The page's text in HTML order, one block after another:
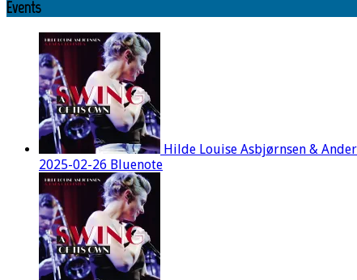
Events
Hilde Louise Asbjørnsen &
2025-02-26 Bluenote